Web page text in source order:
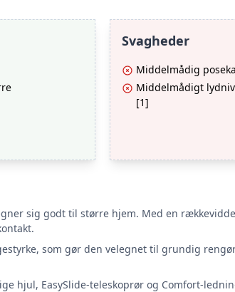
Svagheder
Middelmådig
Middelmådigt
[1]
sig godt til større hjem. Med en
som gør den velegnet til grundig
hjul, EasySlide-teleskoprør og Comfort-